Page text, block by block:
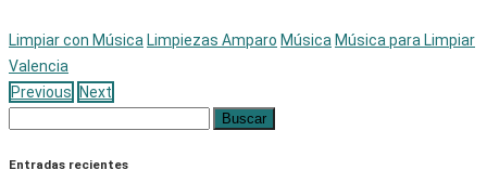
Limpiar con Música Limpiezas Amparo Música Música para Limpiar
Valencia
Previous Next
Entradas recientes